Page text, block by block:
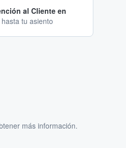
al Cliente en
hasta tu asiento
más información.